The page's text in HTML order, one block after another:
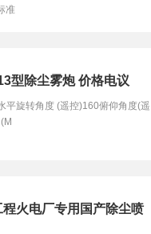
准
型除尘雾炮 价格电议
平旋转角度 (遥控)160俯仰角度(遥
火电厂专用国产除尘喷